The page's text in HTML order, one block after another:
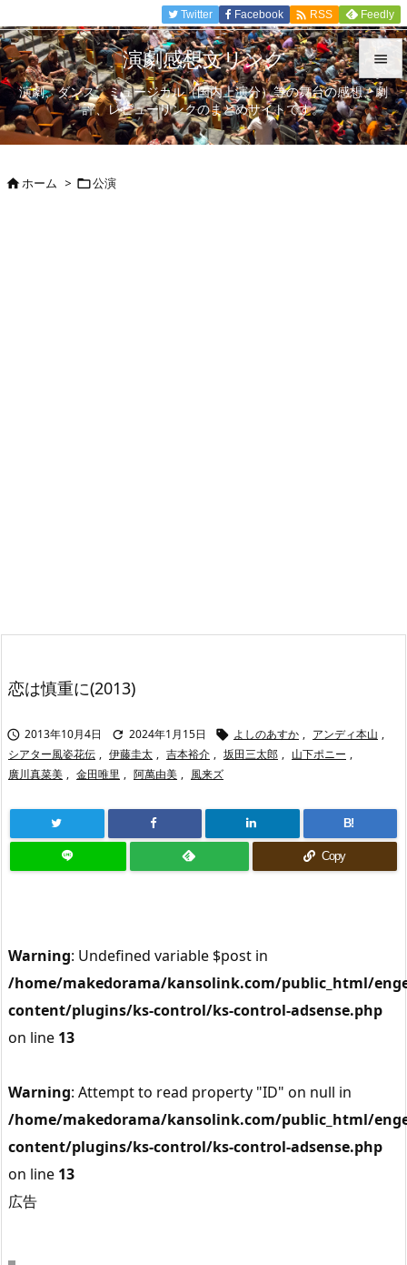


メニュ

Twitter Facebook  RSS Feedly
演劇感想文リンク
演劇、ダンス、ミュージカル（国内上演分）等の舞台の感想、劇
評、レビューリンクのまとめサイトです。
ホーム > 公演
恋は慎重に(2013)
 2013年10月4日  2024年1月15日  よしのあすか , アンディ本山 ,
シアター風姿花伝 , 伊藤圭太 , 吉本裕介 , 坂田三太郎 , 山下ポニー ,
廣川真菜美 , 金田唯里 , 阿萬由美 , 風来ズ
B!
Copy
Warning: Undefined variable $post in
/home/makedorama/kansolink.com/public_html/
content/plugins/ks-control/ks-control-adsense.php
on line 13
Warning: Attempt to read property "ID" on null in
/home/makedorama/kansolink.com/public_html/
content/plugins/ks-control/ks-control-adsense.php
on line 13
広告